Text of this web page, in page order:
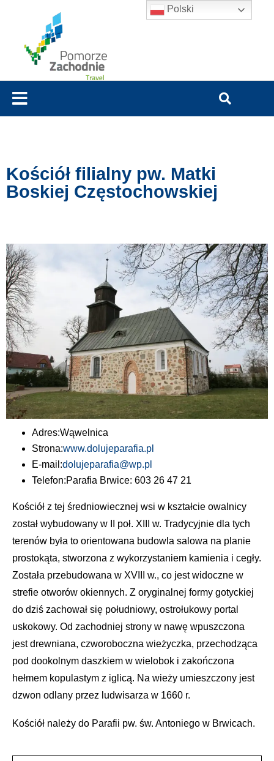
Kościół filialny pw. Matki
Boskiej Częstochowskiej
Adres:Wąwelnica
Strona:www.dolujeparafia.pl
E-mail:dolujeparafia@wp.pl
Telefon:Parafia Brwice: 603 26 47 21
Kościół z tej średniowiecznej wsi w kształcie owalnicy
został wybudowany w II poł. XIII w. Tradycyjnie dla tych
terenów była to orientowana budowla salowa na planie
prostokąta, stworzona z wykorzystaniem kamienia i cegły.
Została przebudowana w XVIII w., co jest widoczne w
strefie otworów okiennych. Z oryginalnej formy gotyckiej
do dziś zachował się południowy, ostrołukowy portal
uskokowy. Od zachodniej strony w nawę wpuszczona
jest drewniana, czworoboczna wieżyczka, przechodząca
pod dookolnym daszkiem w wielobok i zakończona
hełmem kopulastym z iglicą. Na wieży umieszczony jest
dzwon odlany przez ludwisarza w 1660 r.
Kościół należy do Parafii pw. św. Antoniego w Brwicach.
Polski